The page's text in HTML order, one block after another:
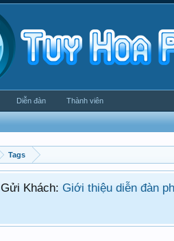
Tags
Gửi Khách:Giới thiệu diễn đàn
Diễn đàn Thành viên